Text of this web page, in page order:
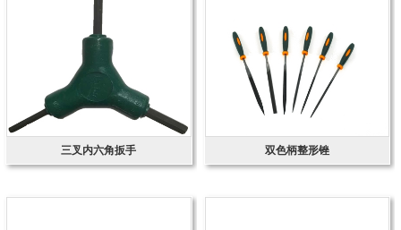
三叉内六角扳手 双色柄整形锉